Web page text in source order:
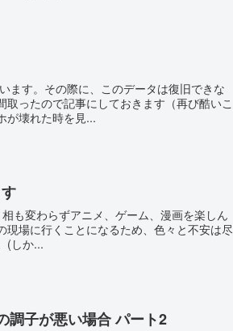
ます。その際に、このデータは復旧できな
ったので記事にしておきます（再び酷いこ
が壊れた時を見...
も変わらずアニメ、ゲーム、漫画を楽しん
場に行くことになるため、色々と不安は尽
(しか...
調子が悪い場合 パート2